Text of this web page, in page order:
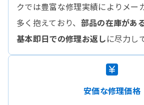
クでは豊富な修理実績によりメー
多く抱えており、 部品の在庫があ
基本即日での修理お返しに尽力し
安価な修理価格